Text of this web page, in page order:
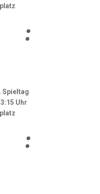
:
Spieltag
Uhr
: